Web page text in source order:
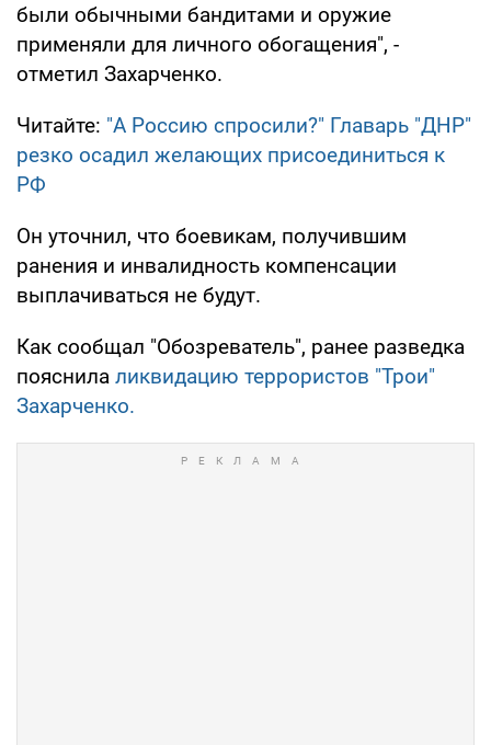
были обычными бандитами и оружие
применяли для личного обогащения", -
отметил Захарченко.
Читайте: "А Россию спросили?" Главарь "ДНР"
резко осадил желающих присоединиться к
РФ
Он уточнил, что боевикам, получившим
ранения и инвалидность компенсации
выплачиваться не будут.
Как сообщал "Обозреватель", ранее разведка
пояснила ликвидацию террористов "Трои"
Захарченко.